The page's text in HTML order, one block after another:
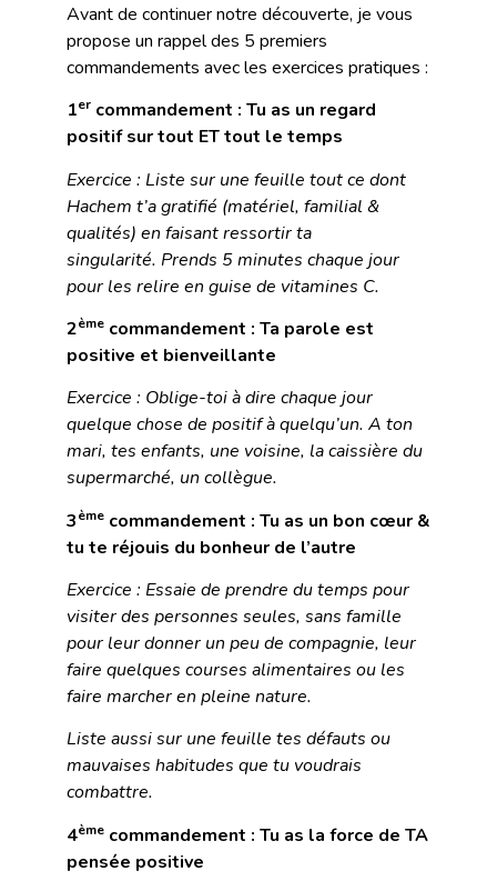
Avant de continuer notre découverte, je vous
propose un rappel des 5 premiers
commandements avec les exercices pratiques :
1er commandement : Tu as un regard
positif sur tout ET tout le temps
Exercice : Liste sur une feuille tout ce dont
Hachem t’a gratifié (matériel, familial &
qualités) en faisant ressortir ta
singularité. Prends 5 minutes chaque jour
pour les relire en guise de vitamines C.
2ème commandement : Ta parole est
positive et bienveillante
Exercice : Oblige-toi à dire chaque jour
quelque chose de positif à quelqu’un. A ton
mari, tes enfants, une voisine, la caissière du
supermarché, un collègue.
3ème commandement : Tu as un bon cœur &
tu te réjouis du bonheur de l’autre
Exercice : Essaie de prendre du temps pour
visiter des personnes seules, sans famille
pour leur donner un peu de compagnie, leur
faire quelques courses alimentaires ou les
faire marcher en pleine nature.
Liste aussi sur une feuille tes défauts ou
mauvaises habitudes que tu voudrais
combattre.
4ème commandement : Tu as la force de TA
pensée positive